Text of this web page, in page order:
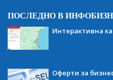
ПОСЛЕДНО В
Интерактивна
Оферти за